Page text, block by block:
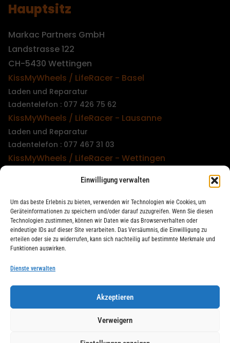
Einwilligung verwalten
Um das beste Erlebnis zu bieten, verwenden wir Technologien wie Cookies, um
Geräteinformationen zu speichern und/oder darauf zuzugreifen. Wenn Sie diesen
Technologien zustimmen, können wir Daten wie das Browserverhalten oder
eindeutige IDs auf dieser Site verarbeiten. Das Versäumnis, die Einwilligung zu
erteilen oder sie zu widerrufen, kann sich nachteilig auf bestimmte Merkmale und
Funktionen auswirken.
Dienste verwalten
Akzeptieren
Verweigern
Hauptsitz
Markac Partners GmbH
Landstrasse 122
CH-5430 Wettingen
KissMyWheels / LifeRacer - Basel
Laden und Reparatur
Ladentelefon : 077 426 75 62
KissMyWheels / LifeRacer - Lausanne
Laden und Reparatur
Ladentelefon : 077 467 31 03
KissMyWheels / LifeRacer - Wettingen
Ladentelefon : 079 747 00 36
KissMyWheels / LifeRacer - Zürich Unterstrass
Laden und Reparatur
Ladentelefon : 078 261 06 40
KissMyWheels / LifeRacer - Zürich Wiedikon
Reparatur
Ladentelefon : 044 594 48 87
LifeRacer / KissMyWheels © 2026 Alle Rechte vorbehalten